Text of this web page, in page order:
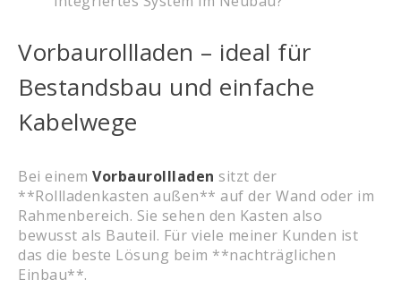
Vorbaurollladen – ideal für
Bestandsbau und einfache
Kabelwege
Bei einem Vorbaurollladen sitzt der
**Rollladenkasten außen** auf der Wand oder im
Rahmenbereich. Sie sehen den Kasten also
bewusst als Bauteil. Für viele meiner Kunden ist
das die beste Lösung beim **nachträglichen
Einbau**.